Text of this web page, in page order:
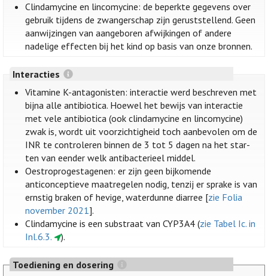
Clindamycine en lincomycine: de beperkte gegevens over
gebruik tijdens de zwangerschap zijn geruststellend. Geen
aanwijzingen van aangeboren afwijkingen of andere
nadelige effecten bij het kind op basis van onze bronnen.
Interacties
Vitamine K-antagonisten: interactie werd beschreven met
bijna alle antibiotica. Hoewel het bewijs van interactie
met vele antibiotica (ook clindamycine en lincomycine)
zwak is, wordt uit voorzichtigheid toch aanbevolen om de
INR te controleren binnen de 3 tot 5 dagen na het star-
ten van eender welk antibacterieel middel.
Oestroprogestagenen: er zijn geen bijkomende
anticonceptieve maatregelen nodig, tenzij er sprake is van
ernstig braken of hevige, waterdunne diarree [zie Folia
november 2021].
Clindamycine is een substraat van CYP3A4 (zie Tabel Ic. in
Inl.6.3.
).
Toediening en dosering